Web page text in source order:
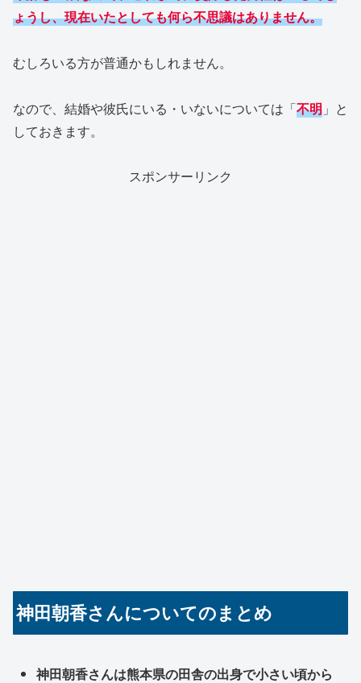
ょうし、現在いたとしても何ら不思議はありません。
むしろいる方が普通かもしれません。
なので、結婚や彼氏にいる・いないについては「不明 」と
しておきます。
スポンサーリンク
神田朝香さんについてのまとめ
神田朝香さんは熊本県の田舎の出身で小さい頃から